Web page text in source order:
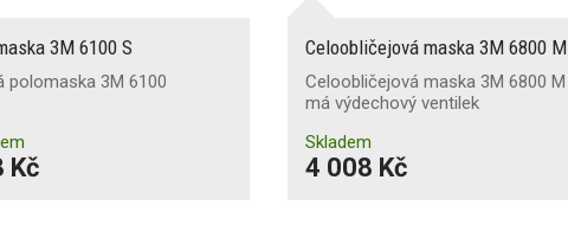
3M 6100 S
polomaska 3M 6100
Kč
Celoobličejová maska 3M 6800 M
Celoobličejová maska 3M 6800 M
má výdechový ventilek
Skladem
4 008 Kč